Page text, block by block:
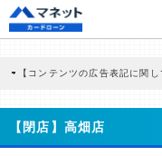
【コンテンツの広告表記に関し
商品を根拠なくPRするものでは
どに基づき、公平性を担保した
【閉店】高畑店